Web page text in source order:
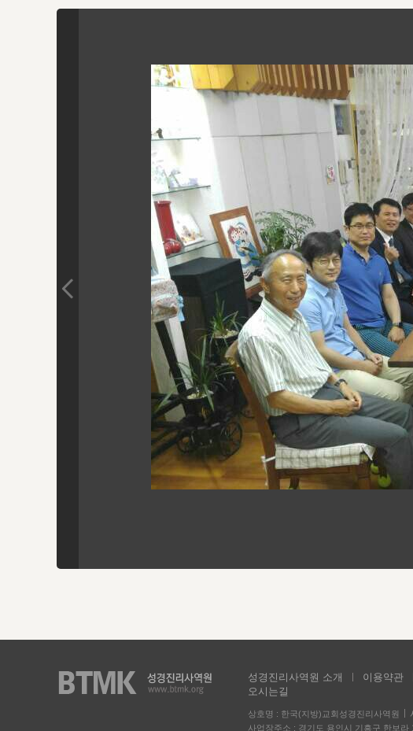
성경진리사역원 소개 이용약관
오시는길
상호명 : 한국(지방)교회성경진리사역원
사업장주소 : 경기도 용인시 기흥구 한보라